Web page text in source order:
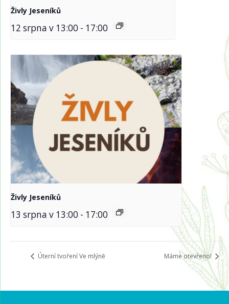
Živly Jeseníků
12 srpna v 13:00 - 17:00
Živly Jeseníků
13 srpna v 13:00 - 17:00
Úterní tvoření Ve mlýně Máme otevřeno!